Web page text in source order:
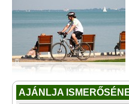
AJÁNLJA